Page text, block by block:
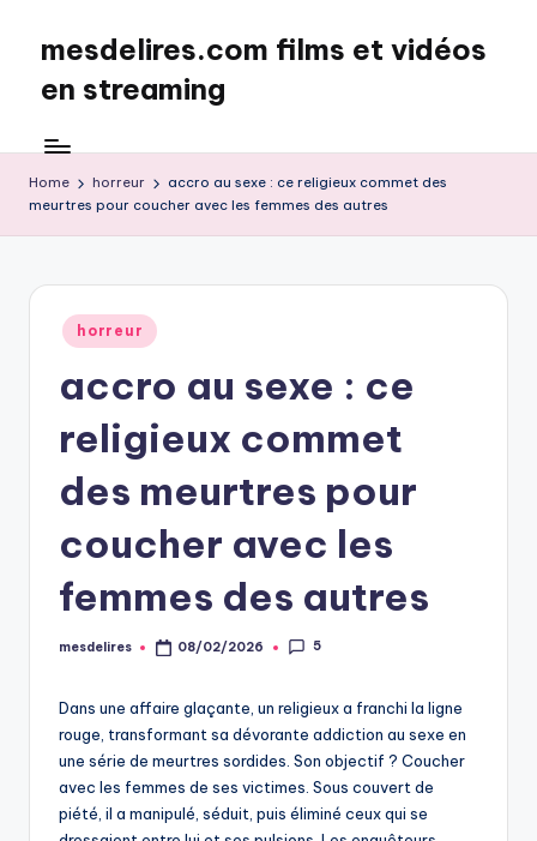
content
mesdelires.com films et vidéos
en streaming
:
film
et
video
en
français
Home horreur
accro au sexe : ce religieux commet des
meurtres pour coucher avec les femmes des autres
Posted
in
horreur
accro au sexe : ce
religieux commet
des meurtres pour
coucher avec les
femmes des autres
Posted
mesdelires 08/02/2026 5
Dans une affaire glaçante, un religieux a franchi la ligne
rouge, transformant sa dévorante addiction au sexe en
une série de meurtres sordides. Son objectif ? Coucher
avec les femmes de ses victimes. Sous couvert de
piété, il a manipulé, séduit, puis éliminé ceux qui se